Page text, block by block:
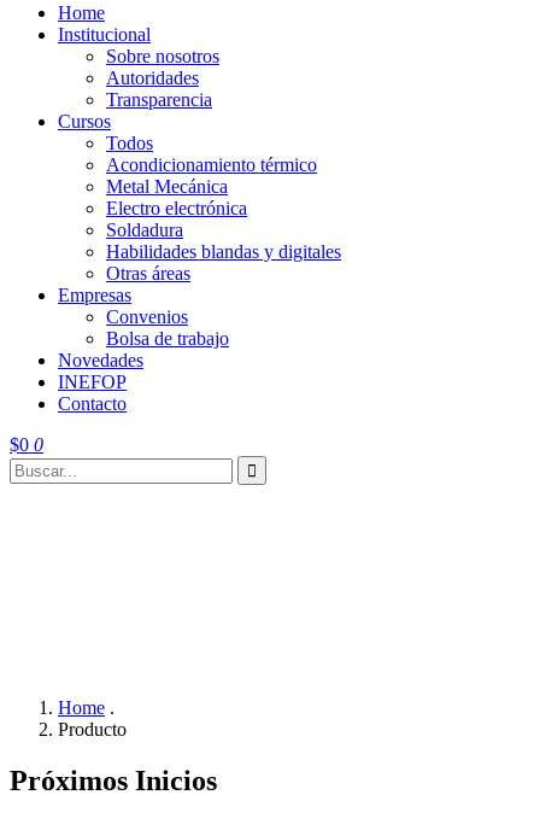
Home
Institucional
Sobre nosotros
Autoridades
Transparencia
Cursos
Todos
Acondicionamiento térmico
Metal Mecánica
Electro electrónica
Soldadura
Habilidades blandas y digitales
Otras áreas
Empresas
Convenios
Bolsa de trabajo
Novedades
INEFOP
Contacto
$0 0
Home .
Producto
Próximos Inicios